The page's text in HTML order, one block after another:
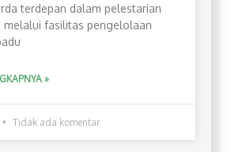
terdepan dalam pelestarian
melalui fasilitas pengelolaan
»
Tidak ada komentar